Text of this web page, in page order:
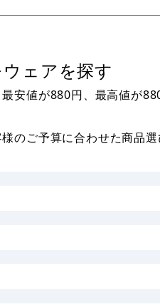
ェアを探す
安値が880円、最高値が
のご予算に合わせた商品